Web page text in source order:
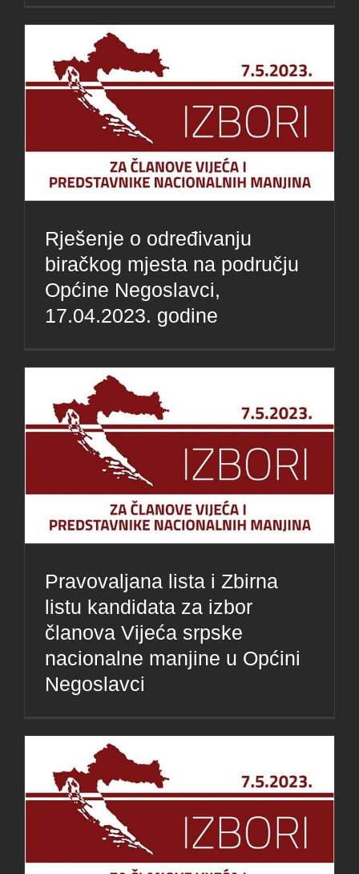
Rješenje o određivanju
biračkog mjesta na području
Općine Negoslavci,
17.04.2023. godine
Pravovaljana lista i Zbirna
listu kandidata za izbor
članova Vijeća srpske
nacionalne manjine u Općini
Negoslavci